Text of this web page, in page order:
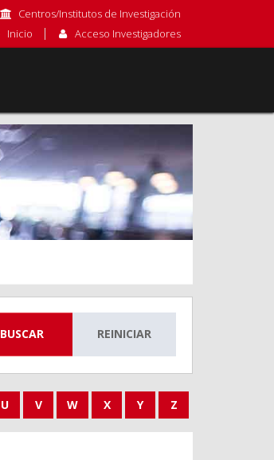
Centros/Institutos de Investigación
Inicio
Acceso Investigadores
BUSCAR REINICIAR
U V W X Y Z